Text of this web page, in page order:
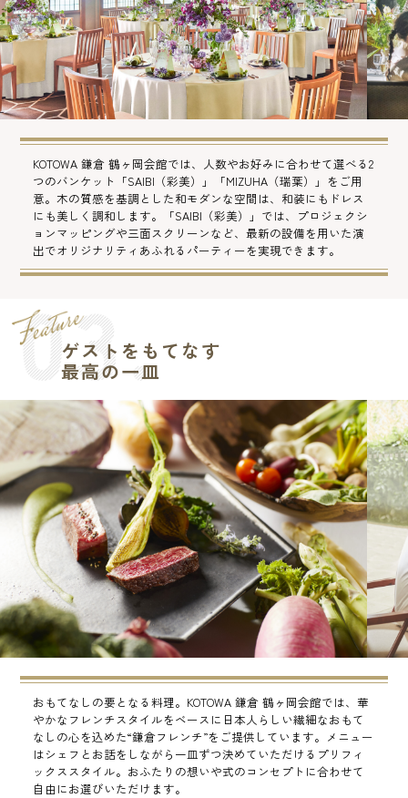
KOTOWA 鎌倉 鶴ヶ岡会館では、人数やお好みに合わせて選べる2
つのバンケット「SAIBI（彩美）」「MIZUHA（瑞葉）」をご用
意。木の質感を基調とした和モダンな空間は、和装にもドレス
にも美しく調和します。「SAIBI（彩美）」では、プロジェクシ
ョンマッピングや三面スクリーンなど、最新の設備を用いた演
出でオリジナリティあふれるパーティーを実現できます。
ゲストをもてなす
最高の一皿
おもてなしの要となる料理。KOTOWA 鎌倉 鶴ヶ岡会館では、華
やかなフレンチスタイルをベースに日本人らしい繊細なおもて
なしの心を込めた“鎌倉フレンチ”をご提供しています。メニュー
はシェフとお話をしながら一皿ずつ決めていただけるプリフィ
ックススタイル。おふたりの想いや式のコンセプトに合わせて
自由にお選びいただけます。